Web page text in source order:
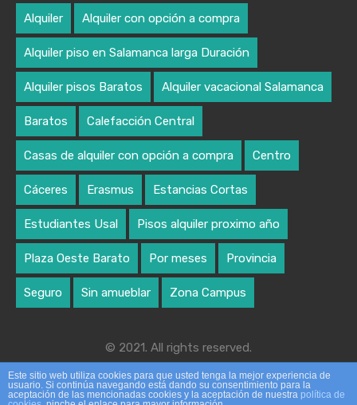
Alquiler Alquiler con opción a compra
Alquiler piso en Salamanca larga Duración
Alquiler pisos Baratos Alquiler vacacional Salamanca
Baratos Calefacción Central
Casas de alquiler con opción a compra Centro
Cáceres Erasmus Estancias Cortas
Estudiantes Usal Pisos alquiler proximo año
Plaza Oeste Barato Por meses Provincia
Seguro Sin amueblar Zona Campus
© 2021. All rights reserved.
Designed by algoritmo creativo
Este sitio web utiliza cookies para que usted tenga la mejor experiencia de
usuario. Si continúa navegando está dando su consentimiento para la
aceptación de las mencionadas cookies y la aceptación de nuestra política de